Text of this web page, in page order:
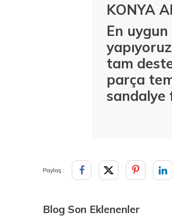
KONYA
En
tam
parça
sandalye
Paylaş :
Blog Son Eklenenler